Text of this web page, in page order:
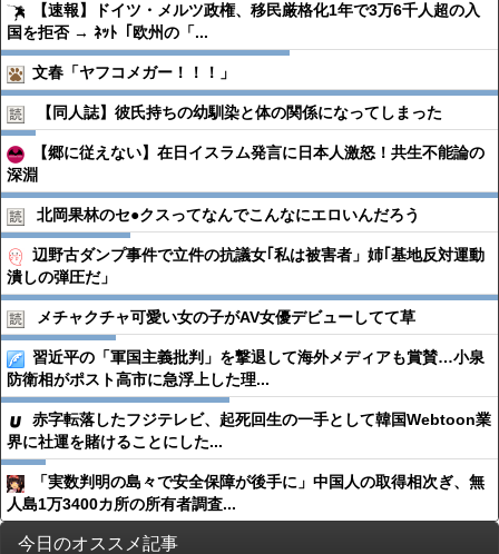
【速報】ドイツ・メルツ政権、移民厳格化1年で3万6千人超の入
国を拒否 → ﾈｯﾄ「欧州の「...
文春「ヤフコメガー！！！」
【同人誌】彼氏持ちの幼馴染と体の関係になってしまった
【郷に従えない】在日イスラム発言に日本人激怒！共生不能論の
深淵
北岡果林のセ●︎クスってなんでこんなにエロいんだろう
辺野古ダンプ事件で立件の抗議女｢私は被害者」姉｢基地反対運動
潰しの弾圧だ」
メチャクチャ可愛い女の子がAV女優デビューしてて草
習近平の「軍国主義批判」を撃退して海外メディアも賞賛…小泉
防衛相がポスト高市に急浮上した理...
赤字転落したフジテレビ、起死回生の一手として韓国Webtoon業
界に社運を賭けることにした...
「実数判明の島々で安全保障が後手に」中国人の取得相次ぎ、無
人島1万3400カ所の所有者調査...
今日のオススメ記事